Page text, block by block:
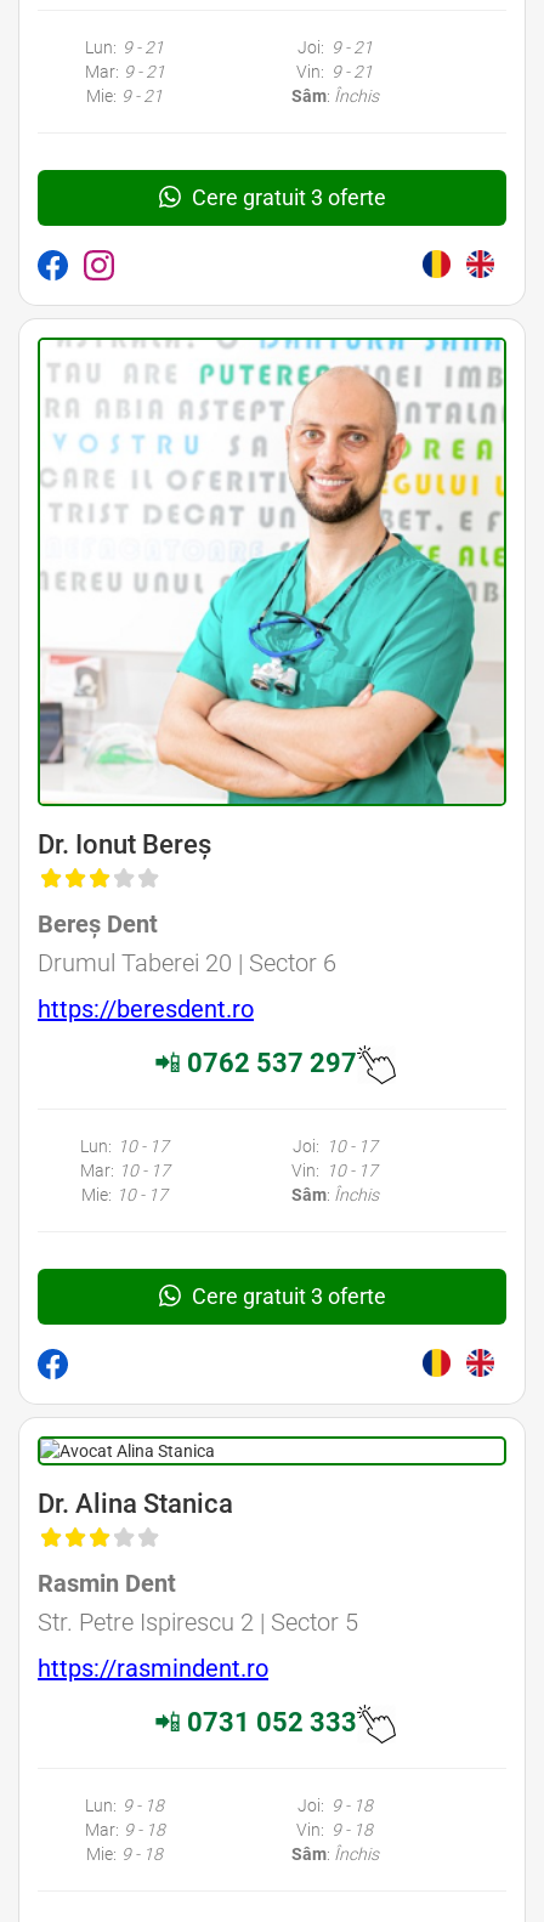
Lun: 9 - 21
Mar: 9 - 21
Mie: 9 - 21
Joi: 9 - 21
Vin: 9 - 21
Sâm: Închis
Cere gratuit 3 oferte
Dr. Ionut Bereș
Bereș Dent
Drumul Taberei 20 | Sector 6
https://beresdent.ro
📲 0762 537 297
Lun: 10 - 17
Mar: 10 - 17
Mie: 10 - 17
Joi:
10 - 17
Vin:
10 - 17
Sâm: Închis
Cere gratuit 3 oferte
Dr. Alina Stanica
Rasmin Dent
Str. Petre Ispirescu 2 | Sector 5
https://rasmindent.ro
📲 0731 052 333
Lun: 9 - 18
Mar: 9 - 18
Mie: 9 - 18
Joi: 9 - 18
Vin: 9 - 18
Sâm: Închis